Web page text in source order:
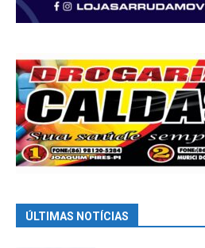
ÚLTIMAS NOTÍCIAS